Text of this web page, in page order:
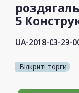
5
UA-2018-03-29-
Відкриті торги